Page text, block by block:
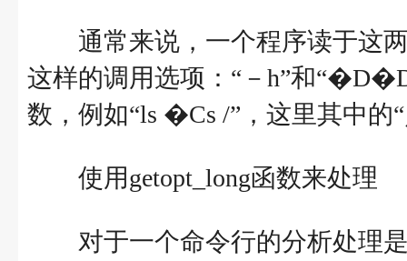
通常来说，一个程序读于这两
这样的调用选项：“－h”和
数，例如“ls �Cs /”，这里其中的
使用getopt_long函数来处理
对于一个命令行的分析处理是